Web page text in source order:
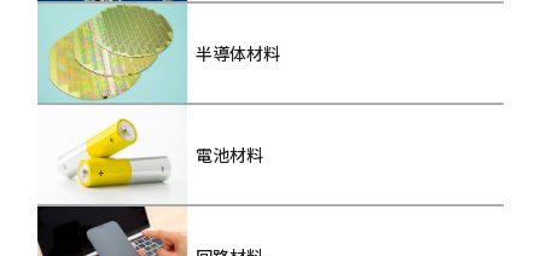
半導体材料
電池材料